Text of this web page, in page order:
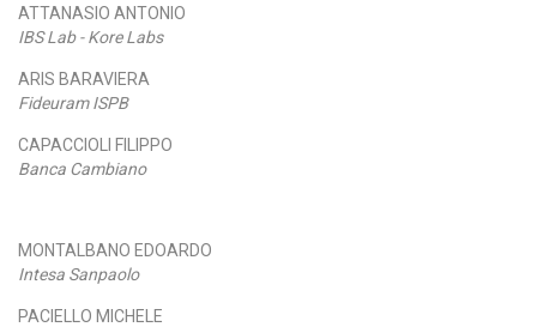
ATTANASIO ANTONIO
IBS Lab - Kore Labs
ARIS BARAVIERA
Fideuram ISPB
CAPACCIOLI FILIPPO
Banca Cambiano
MONTALBANO EDOARDO
Intesa Sanpaolo
PACIELLO MICHELE